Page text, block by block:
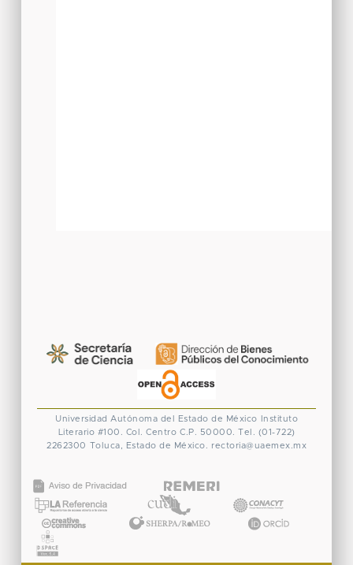
Universidad Autónoma del Estado de México
Instituto
Literario #100. Col. Centro C.P. 50000. Tel. (01-722)
2262300 Toluca, Estado de México. rectoria@uaemex.mx